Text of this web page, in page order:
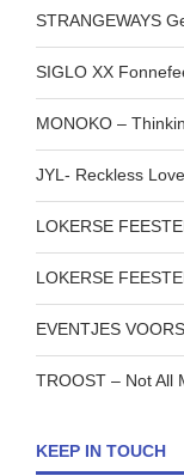
STRANGEWAYS
SIGLO XX
MONOKO –
JYL- Reckless Love
LOKERSE
LOKERSE
EVENTJES
TROOST – Not All
KEEP IN TOUCH